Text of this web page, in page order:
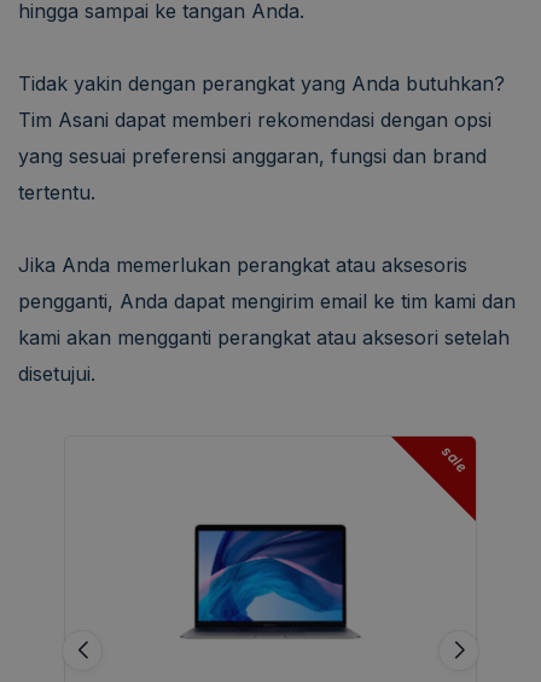
hingga sampai ke tangan Anda.
Tidak yakin dengan perangkat yang Anda butuhkan?
Tim Asani dapat memberi rekomendasi dengan opsi
yang sesuai preferensi anggaran, fungsi dan brand
tertentu.
Jika Anda memerlukan perangkat atau aksesoris
pengganti, Anda dapat mengirim email ke tim kami dan
kami akan mengganti perangkat atau aksesori setelah
disetujui.
sale